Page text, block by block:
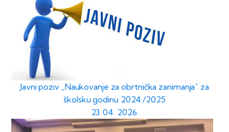
Javni poziv „Naukovanje za obrtnička zanimanja“ za
školsku godinu 2024./2025
23. 04. 2026.